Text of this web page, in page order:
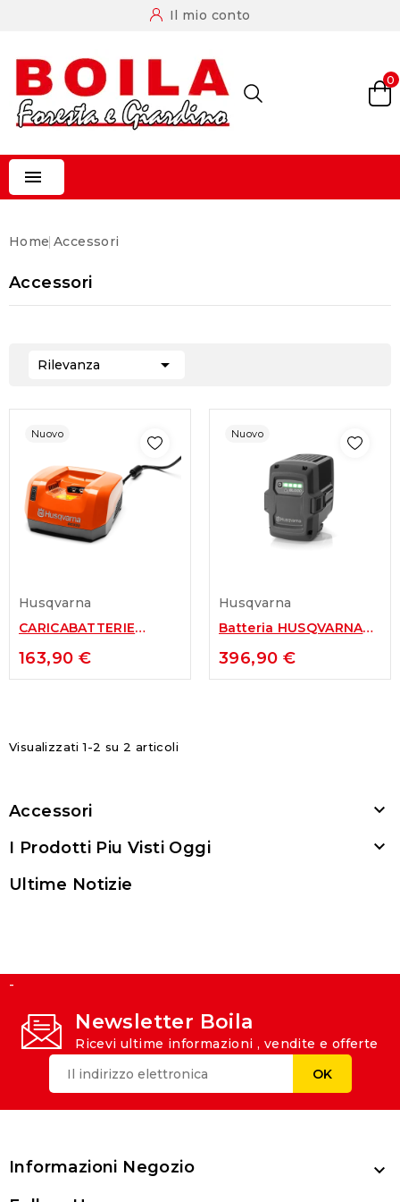
Il mio conto
0

Home Accessori
Accessori
Rilevanza 
Nuovo
Husqvarna
CARICABATTERIE
163,90 €
Nuovo
Husqvarna
Batteria HUSQVARNA
396,90 €
Visualizzati 1-2 su 2 articoli
Accessori 
I Prodotti Piu Visti Oggi 
Ultime Notizie
-
Newsletter Boila
Ricevi ultime informazioni , vendite e offerte
Informazioni Negozio 